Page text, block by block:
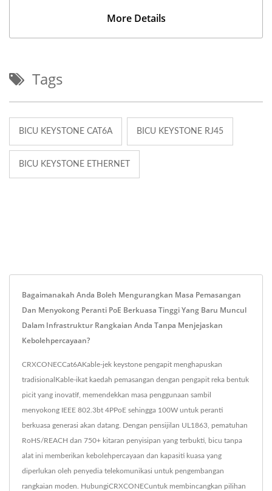
More Details
Tags
BICU KEYSTONE CAT6A BICU KEYSTONE RJ45
BICU KEYSTONE ETHERNET
Bagaimanakah Anda Boleh Mengurangkan Masa Pemasangan
Dan Menyokong Peranti PoE Berkuasa Tinggi Yang Baru Muncul
Dalam Infrastruktur Rangkaian Anda Tanpa Menjejaskan
Kebolehpercayaan?
CRXCONECCat6AKable-jek keystone pengapit menghapuskan
tradisionalKable-ikat kaedah pemasangan dengan pengapit reka bentuk
picit yang inovatif, memendekkan masa penggunaan sambil
menyokong IEEE 802.3bt 4PPoE sehingga 100W untuk peranti
berkuasa generasi akan datang. Dengan pensijilan UL1863, pematuhan
RoHS/REACH dan 750+ kitaran penyisipan yang terbukti, bicu tanpa
alat ini memberikan kebolehpercayaan dan kapasiti kuasa yang
diperlukan oleh penyedia telekomunikasi untuk pengembangan
rangkaian moden. HubungiCRXCONECuntuk membincangkan pilihan